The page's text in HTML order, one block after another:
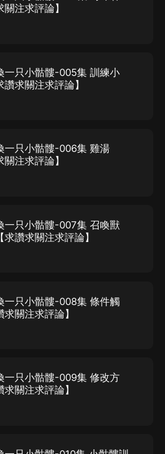
關注求評論】
一只小骷髏-005集 訓練小
讚求關注求評論】
一只小骷髏-006集 雞湯
關注求評論】
一只小骷髏-007集 召喚獸
求讚求關注求評論】
一只小骷髏-008集 條件觸
關注求評論】
一只小骷髏-009集 修改方
關注求評論】